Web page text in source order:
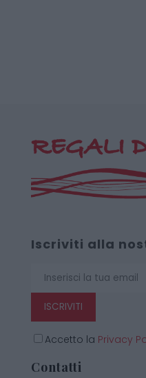
Iscriviti alla
ISCRIVITI
Accetto la Privacy
Contatti